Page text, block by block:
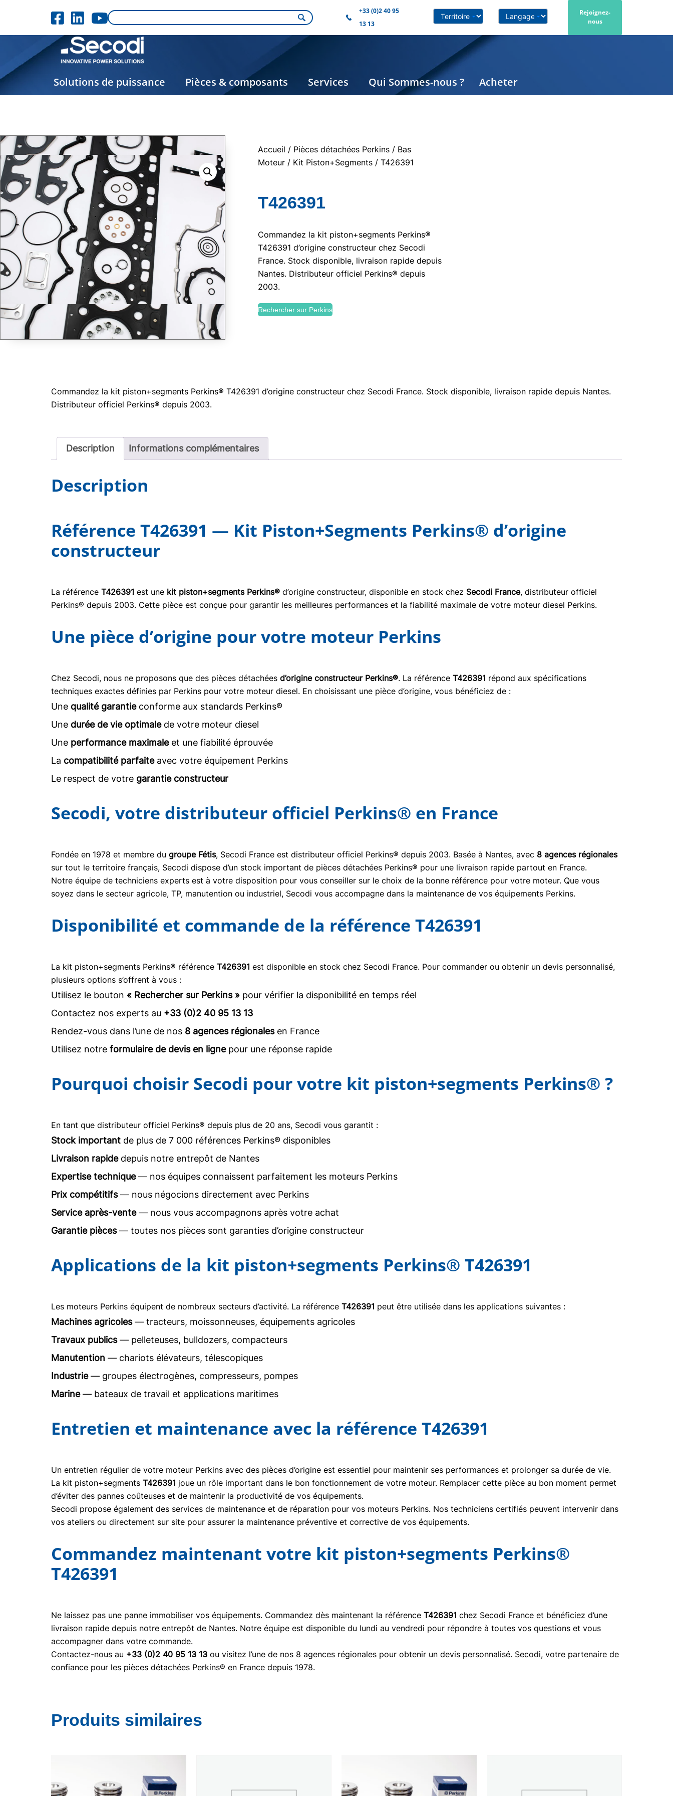
+33 (0)2 40 95
13 13
Rejoignez-
nous
Solutions de puissance Pièces & composants Services Qui Sommes-nous ? Acheter
Accueil / Pièces détachées Perkins / Bas
Moteur / Kit Piston+Segments / T426391
T426391
Commandez la kit piston+segments Perkins®
T426391 d’origine constructeur chez Secodi
France. Stock disponible, livraison rapide depuis
Nantes. Distributeur officiel Perkins® depuis
2003.
Rechercher sur Perkins
Commandez la kit piston+segments Perkins® T426391 d’origine constructeur chez Secodi France. Stock disponible, livraison rapide depuis Nantes.
Distributeur officiel Perkins® depuis 2003.
Description Informations complémentaires
Description
Référence T426391 — Kit Piston+Segments Perkins® d’origine
constructeur
La référence T426391 est une kit piston+segments Perkins® d’origine constructeur, disponible en stock chez Secodi France, distributeur officiel
Perkins® depuis 2003. Cette pièce est conçue pour garantir les meilleures performances et la fiabilité maximale de votre moteur diesel Perkins.
Une pièce d’origine pour votre moteur Perkins
Chez Secodi, nous ne proposons que des pièces détachées d’origine constructeur Perkins®. La référence T426391 répond aux spécifications
techniques exactes définies par Perkins pour votre moteur diesel. En choisissant une pièce d’origine, vous bénéficiez de :
Une qualité garantieconforme aux standards Perkins®
Une durée de vie optimalede votre moteur diesel
Une performance maximaleet une fiabilité éprouvée
La compatibilité parfaiteavec votre équipement Perkins
Le respect de votre garantie constructeur
Secodi, votre distributeur officiel Perkins® en France
Fondée en 1978 et membre du groupe Fétis, Secodi France est distributeur officiel Perkins® depuis 2003. Basée à Nantes, avec 8 agences régionales
sur tout le territoire français, Secodi dispose d’un stock important de pièces détachées Perkins® pour une livraison rapide partout en France.
Notre équipe de techniciens experts est à votre disposition pour vous conseiller sur le choix de la bonne référence pour votre moteur. Que vous
soyez dans le secteur agricole, TP, manutention ou industriel, Secodi vous accompagne dans la maintenance de vos équipements Perkins.
Disponibilité et commande de la référence T426391
La kit piston+segments Perkins® référence T426391 est disponible en stock chez Secodi France. Pour commander ou obtenir un devis personnalisé,
plusieurs options s’offrent à vous :
Utilisez le bouton « Rechercher sur Perkins » pour vérifier la disponibilité en temps réel
Contactez nos experts au +33 (0)2 40 95 13 13
Rendez-vous dans l’une de nos 8 agences régionalesen France
Utilisez notre formulaire de devis en lignepour une réponse rapide
Pourquoi choisir Secodi pour votre kit piston+segments Perkins® ?
En tant que distributeur officiel Perkins® depuis plus de 20 ans, Secodi vous garantit :
Stock important de plus de 7 000 références Perkins® disponibles
Livraison rapidedepuis notre entrepôt de Nantes
Expertise technique— nos équipes connaissent parfaitement les moteurs Perkins
Prix compétitifs— nous négocions directement avec Perkins
Service après-vente— nous vous accompagnons après votre achat
Garantie pièces— toutes nos pièces sont garanties d’origine constructeur
Applications de la kit piston+segments Perkins® T426391
Les moteurs Perkins équipent de nombreux secteurs d’activité. La référence T426391 peut être utilisée dans les applications suivantes :
Machines agricoles— tracteurs, moissonneuses, équipements agricoles
Travaux publics— pelleteuses, bulldozers, compacteurs
Manutention — chariots élévateurs, télescopiques
Industrie— groupes électrogènes, compresseurs, pompes
Marine— bateaux de travail et applications maritimes
Entretien et maintenance avec la référence T426391
Un entretien régulier de votre moteur Perkins avec des pièces d’origine est essentiel pour maintenir ses performances et prolonger sa durée de vie.
La kit piston+segments T426391 joue un rôle important dans le bon fonctionnement de votre moteur. Remplacer cette pièce au bon moment permet
d’éviter des pannes coûteuses et de maintenir la productivité de vos équipements.
Secodi propose également des services de maintenance et de réparation pour vos moteurs Perkins. Nos techniciens certifiés peuvent intervenir dans
vos ateliers ou directement sur site pour assurer la maintenance préventive et corrective de vos équipements.
Commandez maintenant votre kit piston+segments Perkins®
T426391
Ne laissez pas une panne immobiliser vos équipements. Commandez dès maintenant la référence T426391 chez Secodi France et bénéficiez d’une
livraison rapide depuis notre entrepôt de Nantes. Notre équipe est disponible du lundi au vendredi pour répondre à toutes vos questions et vous
accompagner dans votre commande.
Contactez-nous au +33 (0)2 40 95 13 13 ou visitez l’une de nos 8 agences régionales pour obtenir un devis personnalisé. Secodi, votre partenaire de
confiance pour les pièces détachées Perkins® en France depuis 1978.
Produits similaires